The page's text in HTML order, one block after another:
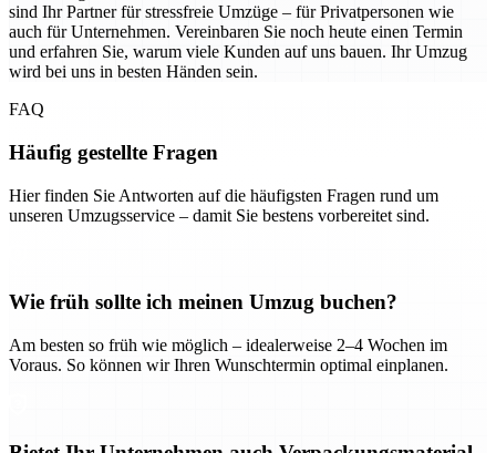
sind Ihr Partner für stressfreie Umzüge – für Privatpersonen wie
auch für Unternehmen. Vereinbaren Sie noch heute einen Termin
und erfahren Sie, warum viele Kunden auf uns bauen. Ihr Umzug
wird bei uns in besten Händen sein.
FAQ
Häufig gestellte Fragen
Hier finden Sie Antworten auf die häufigsten Fragen rund um
unseren Umzugsservice – damit Sie bestens vorbereitet sind.
Wie früh sollte ich meinen Umzug buchen?
Am besten so früh wie möglich – idealerweise 2–4 Wochen im
Voraus. So können wir Ihren Wunschtermin optimal einplanen.